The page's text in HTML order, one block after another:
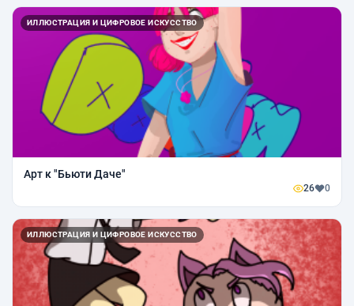
ИЛЛЮСТРАЦИЯ И ЦИФРОВОЕ ИСКУССТВО
Арт к "Бьюти Даче"
26 0
ИЛЛЮСТРАЦИЯ И ЦИФРОВОЕ ИСКУССТВО